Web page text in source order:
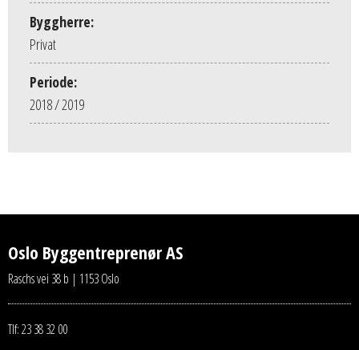
Byggherre:
Privat
Periode:
2018 / 2019
Oslo Byggentreprenør AS
Raschs vei 38 b | 1153 Oslo
Tlf: 23 38 32 00